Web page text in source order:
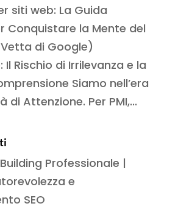
siti web: La Guida
Conquistare la Mente del
di Google)
Il Rischio di Irrilevanza e la
Siamo nell’era
di Attenzione. Per PMI,...
Professionale |
e
SEO